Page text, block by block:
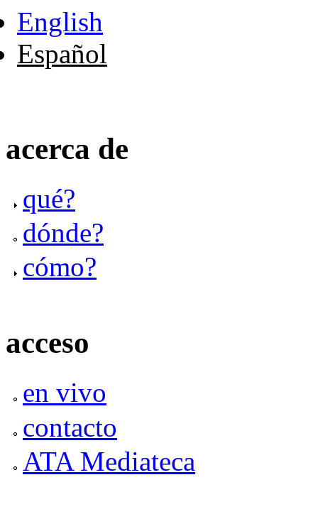
English
Español
acerca de
qué?
dónde?
cómo?
acceso
en vivo
contacto
ATA Mediateca